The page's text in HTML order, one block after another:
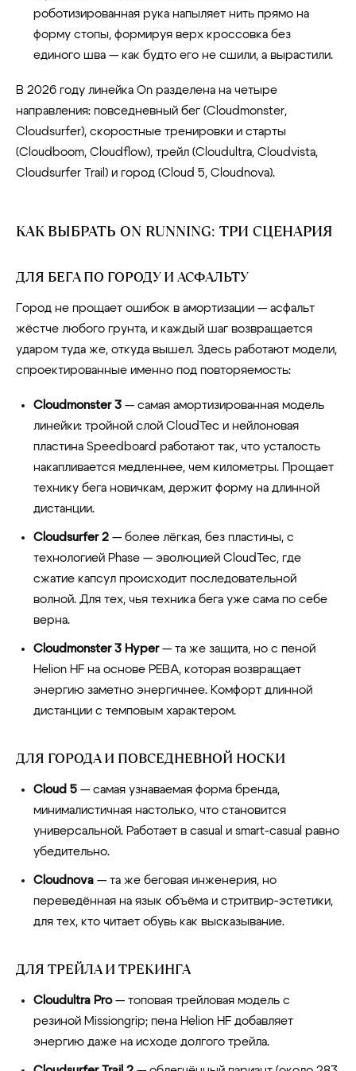
роботизированная рука напыляет нить прямо на
форму стопы, формируя верх кроссовка без
единого шва — как будто его не сшили, а вырастили.
В 2026 году линейка On разделена на четыре
направления: повседневный бег (Cloudmonster,
Cloudsurfer), скоростные тренировки и старты
(Cloudboom, Cloudflow), трейл (Cloudultra, Cloudvista,
Cloudsurfer Trail) и город (Cloud 5, Cloudnova).
КАК ВЫБРАТЬ ON RUNNING: ТРИ СЦЕНАРИЯ
ДЛЯ БЕГА ПО ГОРОДУ И АСФАЛЬТУ
Город не прощает ошибок в амортизации — асфальт
жёстче любого грунта, и каждый шаг возвращается
ударом туда же, откуда вышел. Здесь работают модели,
спроектированные именно под повторяемость:
Cloudmonster 3 — самая амортизированная модель
линейки: тройной слой CloudTec и нейлоновая
пластина Speedboard работают так, что усталость
накапливается медленнее, чем километры. Прощает
технику бега новичкам, держит форму на длинной
дистанции.
Cloudsurfer 2 — более лёгкая, без пластины, с
технологией Phase — эволюцией CloudTec, где
сжатие капсул происходит последовательной
волной. Для тех, чья техника бега уже сама по себе
верна.
Cloudmonster 3 Hyper— та же защита, но с пеной
Helion HF на основе PEBA, которая возвращает
энергию заметно энергичнее. Комфорт длинной
дистанции с темповым характером.
ДЛЯ ГОРОДА И ПОВСЕДНЕВНОЙ НОСКИ
Cloud 5 — самая узнаваемая форма бренда,
минималистичная настолько, что становится
универсальной. Работает в casual и smart-casual равно
убедительно.
Cloudnova — та же беговая инженерия, но
переведённая на язык объёма и стритвир-эстетики,
для тех, кто читает обувь как высказывание.
ДЛЯ ТРЕЙЛА И ТРЕКИНГА
Cloudultra Pro— топовая трейловая модель с
резиной Missiongrip; пена Helion HF добавляет
энергию даже на исходе долгого трейла.